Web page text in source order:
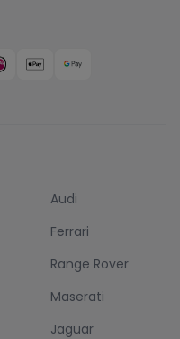
Audi
Ferrari
Range Rover
Maserati
Jaguar